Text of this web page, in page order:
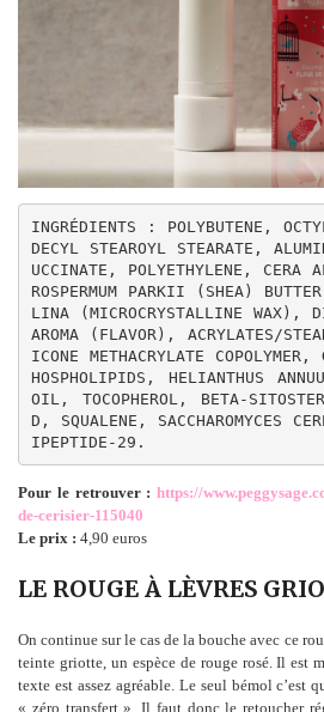
INGRÉDIENTS : POLYBUTENE,
DECYL STEAROYL STEARATE,
UCCINATE, POLYETHYLENE, CERA
ROSPERMUM PARKII (SHEA)
LINA (MICROCRYSTALLINE WAX),
AROMA (FLAVOR), ACRYLATES/
ICONE METHACRYLATE
HOSPHOLIPIDS, HELIANTHUS
OIL, TOCOPHEROL, BETA-
D, SQUALENE, SACCHAROMYCES
IPEPTIDE-29.
Pour le retrouver : https://
de-cerisier-115040
Le prix : 4,90 euros
LE ROUGE À LÈVRES
On continue sur le cas de la bouche avec ce
teinte griotte, un espèce de rouge rosé. Il est
texte est assez agréable. Le seul bémol c’est
« zéro transfert ». Il faut donc le retoucher